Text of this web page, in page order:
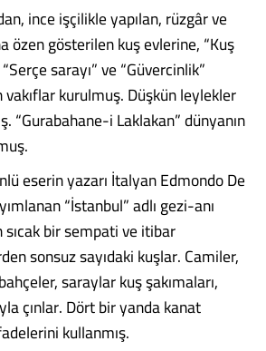
ince işçilikle yapılan, rüzgâr ve
özen gösterilen kuş evlerine, “Kuş
sarayı” ve “Güvercinlik”
kurulmuş. Düşkün leylekler
“Gurabahane-i Laklakan” dünyanın
eserin yazarı İtalyan Edmondo De
“İstanbul” adlı gezi-anı
sıcak bir sempati ve itibar
sonsuz sayıdaki kuşlar. Camiler,
saraylar kuş şakımaları,
çınlar. Dört bir yanda kanat
kullanmış.